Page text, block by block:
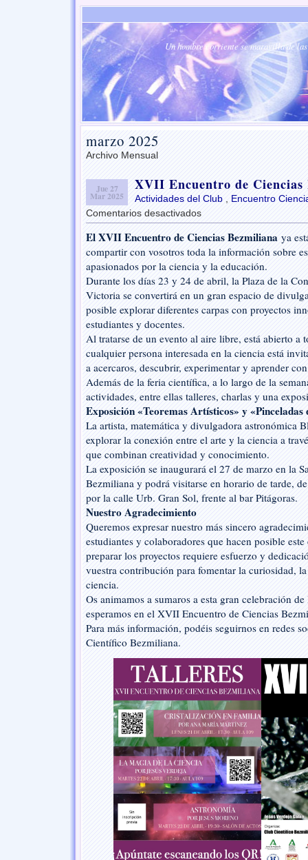
Un hombre corriente se maravilla de
marzo 2025
Archivo Mensual
Jue 27
Mar 2025
XVII Encuentro de Ciencias
Actividades del Club , Encuentro
Comentarios desactivadosen
XVII
Encuentro
de
Ciencias
Bezmiliana
El XVII Encuentro de Ciencias Bezmiliana ya
compartir con vosotros toda la información sobre
apasionados por la ciencia y la educación.
Durante los días 23 y 24 de abril, la Plaza de la
Victoria se convertirá en un gran espacio de
posible explorar diferentes carpas con proyectos
estudiantes y docentes.
Al tratarse de un evento al aire libre, está abierto
cualquier persona interesada en la ciencia está
a acercaros, descubrir, experimentar y aprender
Además de la feria científica, a lo largo de la
actividades, entre ellas talleres, charlas y una
Exposición «Teoremas Artísticos» y «Pinceladas
La artista, matemática y divulgadora astronómica
explorar la conexión entre el arte y la ciencia a
que combinan creatividad y conocimiento.
La exposición se inaugurará el 27 de marzo en la
Bezmiliana y podrá visitarse en horario de tarde,
por la calle Urb. Gran Sol, frente al bar Pitágoras.
Nuestro Agradecimiento
Queremos expresar nuestro más sincero
estudiantes y colaboradores que hacen posible
preparar los proyectos requiere esfuerzo y
vuestra contribución para fomentar la curiosidad,
ciencia.
Os animamos a sumaros a esta gran celebración
esperamos en el XVII Encuentro de Ciencias
Para más información, podéis seguirnos en redes
Científico Bezmiliana.